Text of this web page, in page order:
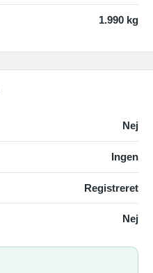
1.990 kg
Nej
Ingen
Registreret
Nej